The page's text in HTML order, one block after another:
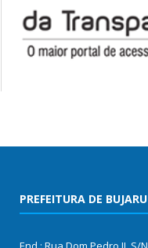
PREFEITURA DE BUJARU